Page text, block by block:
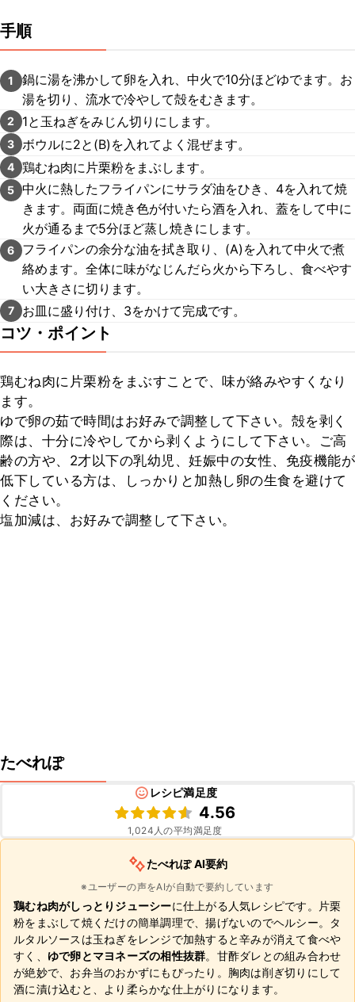
手順
1
鍋に湯を沸かして卵を入れ、中火で10分ほどゆでます。お
湯を切り、流水で冷やして殻をむきます。
2 1と玉ねぎをみじん切りにします。
3 ボウルに2と(B)を入れてよく混ぜます。
4 鶏むね肉に片栗粉をまぶします。
5 中火に熱したフライパンにサラダ油をひき、4を入れて焼
きます。両面に焼き色が付いたら酒を入れ、蓋をして中に
火が通るまで5分ほど蒸し焼きにします。
6
フライパンの余分な油を拭き取り、(A)を入れて中火で煮
絡めます。全体に味がなじんだら火から下ろし、食べやす
い大きさに切ります。
7 お皿に盛り付け、3をかけて完成です。
コツ・ポイント
鶏むね肉に片栗粉をまぶすことで、味が絡みやすくなり
ます。
ゆで卵の茹で時間はお好みで調整して下さい。殻を剥く
際は、十分に冷やしてから剥くようにして下さい。ご高
齢の方や、2才以下の乳幼児、妊娠中の女性、免疫機能が
低下している方は、しっかりと加熱し卵の生食を避けて
ください。
塩加減は、お好みで調整して下さい。
たべれぽ
レシピ満足度
4.56
1,024 人の平均満足度
たべれぽ AI要約
※ユーザーの声をAIが自動で要約しています
鶏むね肉がしっとりジューシーに仕上がる人気レシピです。片栗
粉をまぶして焼くだけの簡単調理で、揚げないのでヘルシー。タ
ルタルソースは玉ねぎをレンジで加熱すると辛みが消えて食べや
すく、 ゆで卵とマヨネーズの相性抜群。甘酢ダレとの組み合わせ
が絶妙で、お弁当のおかずにもぴったり。胸肉は削ぎ切りにして
酒に漬け込むと、より柔らかな仕上がりになります。